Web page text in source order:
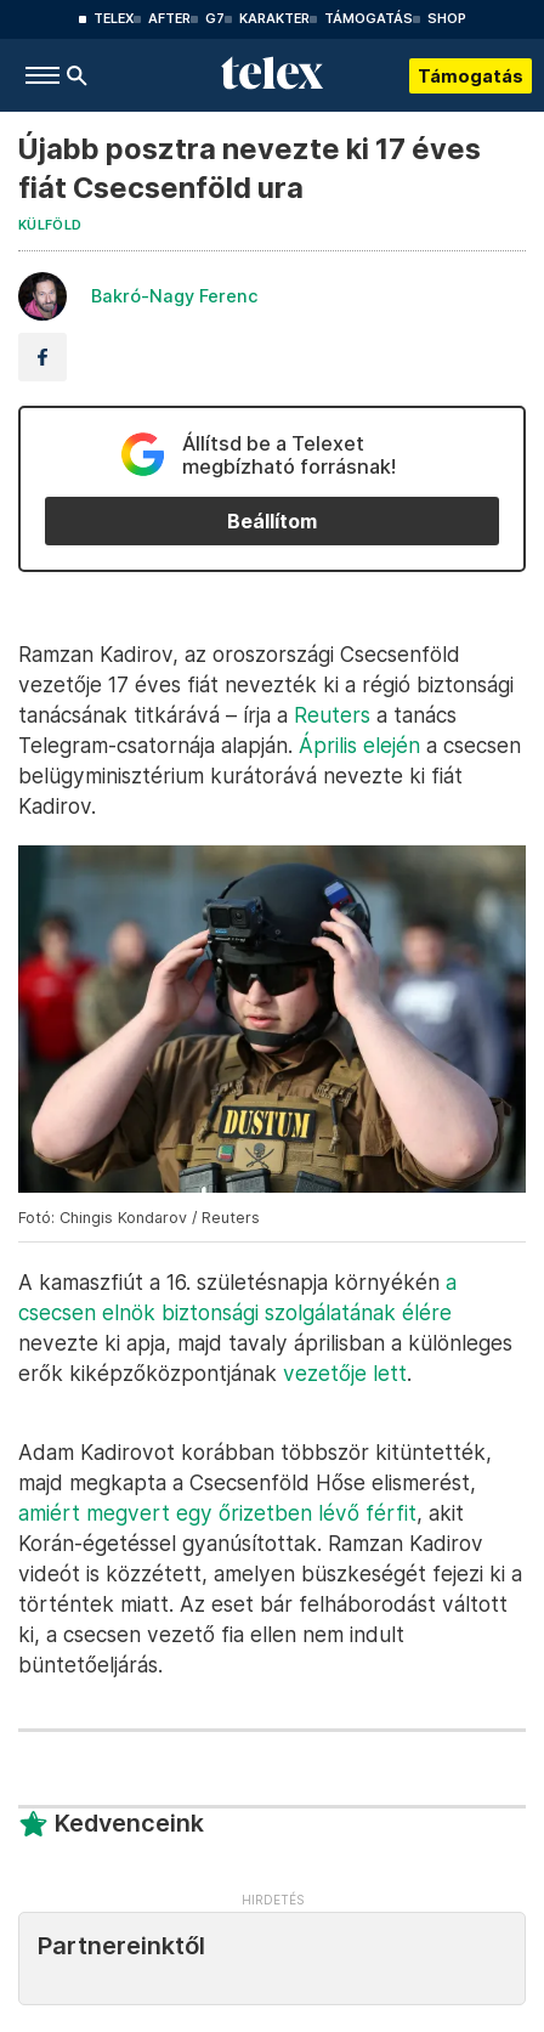
TELEX AFTER G7 KARAKTER TÁMOGATÁS SHOP
Támogatás
Újabb posztra nevezte ki 17 éves
fiát Csecsenföld ura
KÜLFÖLD
Bakró-Nagy Ferenc
Állítsd be a Telexet
megbízható forrásnak!
Beállítom
Ramzan Kadirov, az oroszországi Csecsenföld
vezetője 17 éves fiát nevezték ki a régió biztonsági
tanácsának titkárává – írja a Reuters a tanács
Telegram-csatornája alapján. Április elején a csecsen
belügyminisztérium kurátorává nevezte ki fiát
Kadirov.
Fotó: Chingis Kondarov / Reuters
A kamaszfiút a 16. születésnapja környékén a
csecsen elnök biztonsági szolgálatának élére
nevezte ki apja, majd tavaly áprilisban a különleges
erők kiképzőközpontjának vezetője lett.
Adam Kadirovot korábban többször kitüntették,
majd megkapta a Csecsenföld Hőse elismerést,
amiért megvert egy őrizetben lévő férfit, akit
Korán-égetéssel gyanúsítottak. Ramzan Kadirov
videót is közzétett, amelyen büszkeségét fejezi ki a
történtek miatt. Az eset bár felháborodást váltott
ki, a csecsen vezető fia ellen nem indult
büntetőeljárás.
Kedvenceink
Partnereinktől